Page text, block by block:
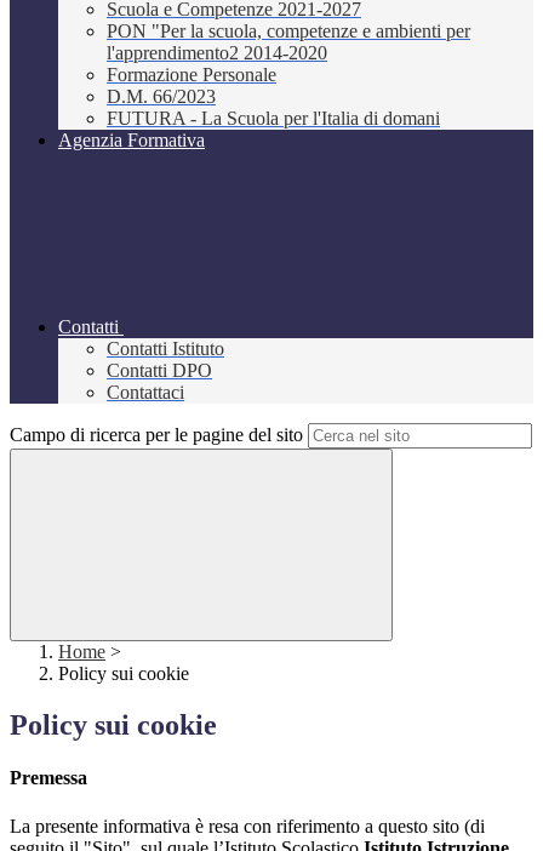
Scuola e Competenze 2021-2027
PON "Per la scuola, competenze e ambienti per
l'apprendimento2 2014-2020
Formazione Personale
D.M. 66/2023
FUTURA - La Scuola per l'Italia di domani
Agenzia Formativa
Contatti
Contatti Istituto
Contatti DPO
Contattaci
Campo di ricerca per le pagine del sito
Home >
Policy sui cookie
Policy sui cookie
Premessa
La presente informativa è resa con riferimento a questo sito (di